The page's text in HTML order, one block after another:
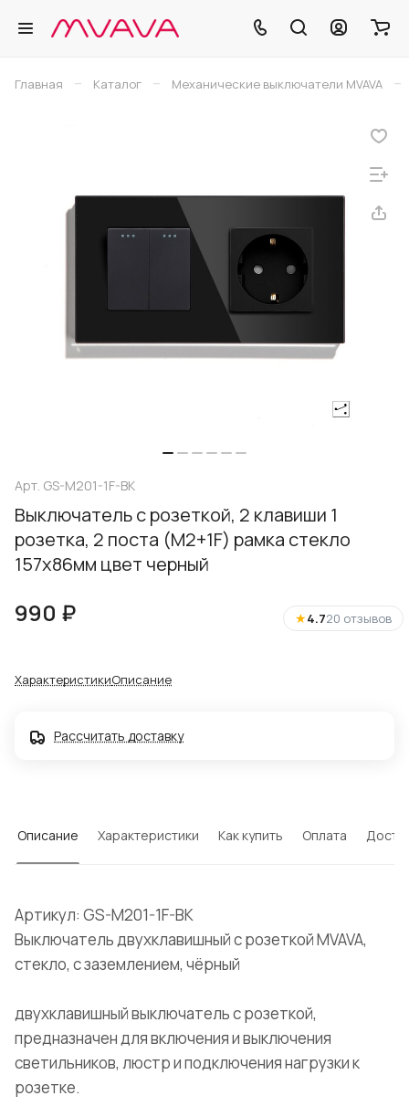
Главная – Каталог – Механические выключатели MVAVA –
Арт. GS-M201-1F-BK
Выключатель с розеткой, 2 клавиши 1
розетка, 2 поста (М2+1F) рамка стекло
157х86мм цвет черный
990 ₽ ★4.720 отзывов
ХарактеристикиОписание
Рассчитать доставку
Описание Характеристики Как купить Оплата
Артикул: GS-M201-1F-BK
Выключатель двухклавишный с розеткой MVAVA,
стекло, с заземлением, чёрный
двухклавишный выключатель с розеткой,
предназначен для включения и выключения
светильников, люстр и подключения нагрузки к
розетке.